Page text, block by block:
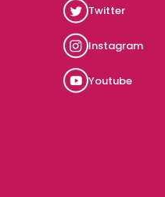
Twitter
Instagram
Youtube